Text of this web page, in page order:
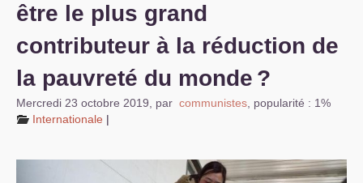
être le plus grand
contributeur à la réduction de
la pauvreté du monde ?
Mercredi 23 octobre 2019 par communistes popularité : 1%
Internationale |